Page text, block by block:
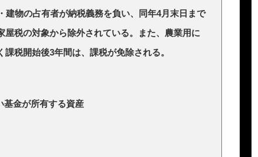
物の占有者が納税義務を負い、同年4月末日まで
税の対象から除外されている。また、農業用に
税開始後3年間は、課税が免除される。
基金が所有する資産